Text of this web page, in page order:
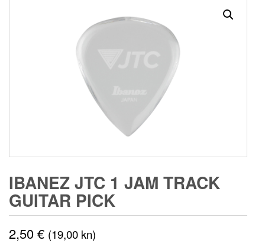
IBANEZ JTC 1 JAM TRACK
GUITAR PICK
2,50€ (19,00 kn)